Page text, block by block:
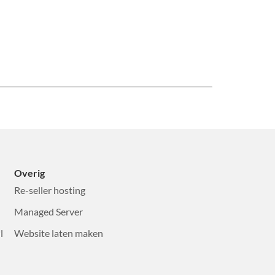
Overig
Re-seller hosting
Managed Server
Website laten maken